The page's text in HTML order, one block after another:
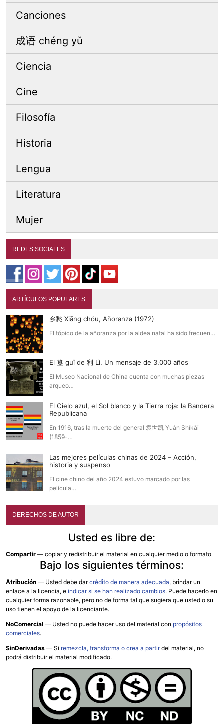
Canciones
成语 chéng yǔ
Ciencia
Cine
Filosofía
Historia
Lengua
Literatura
Mujer
REDES SOCIALES
ARTÍCULOS POPULARES
乡愁 Xiāng chóu, Añoranza (1972)
El tópico de la añoranza por la aldea natal ha sido frecuen…
El 簋 guǐ de 利 Lì. Un mensaje de 3.000 años
El Museo Nacional de China cuenta con muchas piezas
arqueo…
El Cielo azul, el Sol blanco y la Tierra roja: la Bandera
Republicana
En 1916, tras la muerte del general 袁世凯 Yuán Shìkǎi
(1859-…
Las mejores películas chinas de 2024 – Acción,
historia y suspenso
El cine chino del año 2024 estuvo marcado por las
película…
DERECHOS DE AUTOR
Usted es libre de:
Compartir — copiar y redistribuir el material en cualquier medio o formato
Bajo los siguientes términos:
Atribución — Usted debe darcrédito de manera adecuada, brindar un
enlace a la licencia, e indicar si se han realizado cambios. Puede hacerlo en
cualquier forma razonable, pero no de forma tal que sugiera que usted o su
uso tienen el apoyo de la licenciante.
NoComercial — Usted no puede hacer uso del material con propósitos
comerciales.
SinDerivadas — Si remezcla, transforma o crea a partirdel material, no
podrá distribuir el material modificado.